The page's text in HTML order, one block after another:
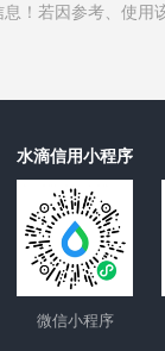
行人
协助
！若因参考、使用
水滴信用小程序
微信小程序